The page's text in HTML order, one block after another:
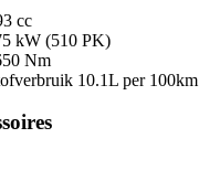
cc
kW (510 PK)
Nm
10.1L per 100km